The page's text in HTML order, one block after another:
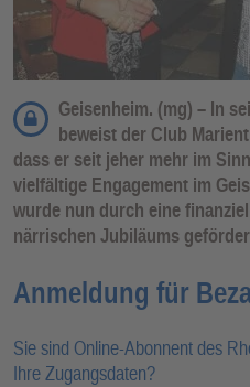
Geisenheim. (mg) – In
beweist der Club
dass er seit jeher mehr im
vielfältige Engagement im
wurde nun durch eine
närrischen Jubiläums
Anmeldung für
Sie sind Online-Abonnent des
Ihre Zugangsdaten?